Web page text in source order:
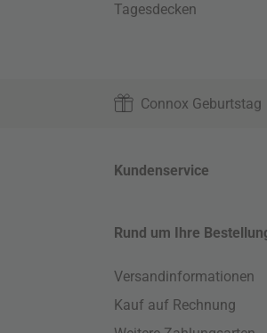
Tagesdecken
Connox Geburtstag
Kundenservice
Rund um Ihre
Versandinformationen
Kauf auf Rechnung